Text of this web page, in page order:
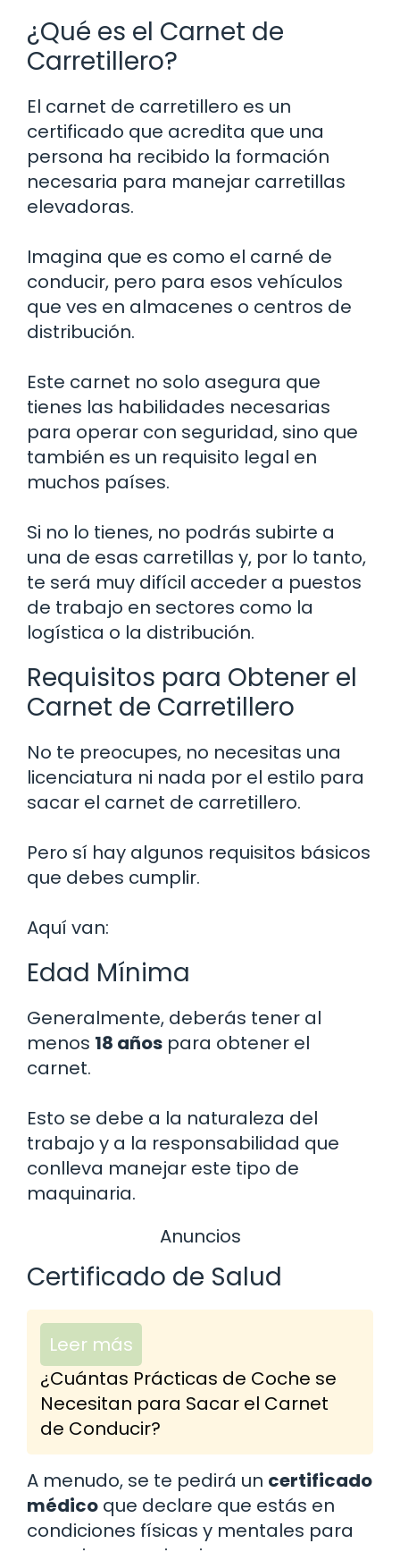
¿Qué es el Carnet de
Carretillero?
El carnet de carretillero es un
certificado que acredita que una
persona ha recibido la formación
necesaria para manejar carretillas
elevadoras.
Imagina que es como el carné de
conducir, pero para esos vehículos
que ves en almacenes o centros de
distribución.
Este carnet no solo asegura que
tienes las habilidades necesarias
para operar con seguridad, sino que
también es un requisito legal en
muchos países.
Si no lo tienes, no podrás subirte a
una de esas carretillas y, por lo tanto,
te será muy difícil acceder a puestos
de trabajo en sectores como la
logística o la distribución.
Requisitos para Obtener el
Carnet de Carretillero
No te preocupes, no necesitas una
licenciatura ni nada por el estilo para
sacar el carnet de carretillero.
Pero sí hay algunos requisitos básicos
que debes cumplir.
Aquí van:
Edad Mínima
Generalmente, deberás tener al
menos 18 años para obtener el
carnet.
Esto se debe a la naturaleza del
trabajo y a la responsabilidad que
conlleva manejar este tipo de
maquinaria.
Anuncios
Certificado de Salud
Leer más
¿Cuántas Prácticas de Coche se
Necesitan para Sacar el Carnet
de Conducir?
A menudo, se te pedirá un certificado
médico que declare que estás en
condiciones físicas y mentales para